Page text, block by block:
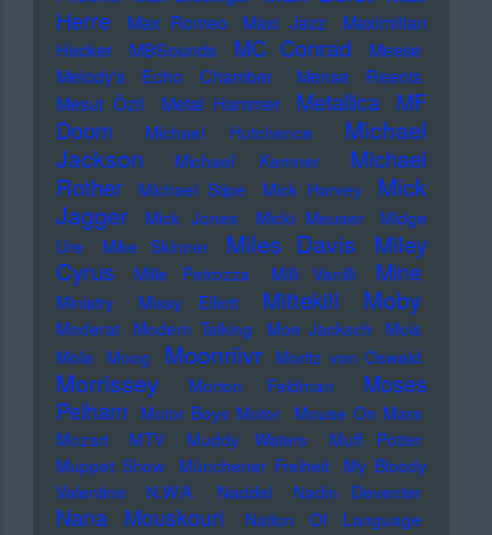
Herre
Max Romeo Maxi Jazz
Maximilian
Hecker
MBSounds MC Conrad
Meese
Melody's Echo Chamber
Mense Reents
Mesut Özil
Metal Hammer Metallica MF
Doom
Michael Hutchence
Michael
Jackson
Michael Kemner
Michael
Rother
Michael Stipe Mick Harvey
Mick
Jagger
Mick Jones Micki Meuser
Midge
Ure
Mike Skinner Miles Davis
Miley
Cyrus
Mille Petrozza Milli Vanilli Mine
Ministry Missy Elliott Mittekill Moby
Moderat Modern Talking Moe Jacksch
Mois
Mola
Moog Moonriivr Moritz von Oswald
Morrissey Morton Feldman
Moses
Pelham
Motor Boys Motor
Mouse On Mars
Mozart
MTV Muddy Waters
Muff Potter
Muppet Show
Münchener Freiheit
My Bloody
Valentine
N.W.A. Naddel Nadin Deventer
Nana Mouskouri
Nation Of Language